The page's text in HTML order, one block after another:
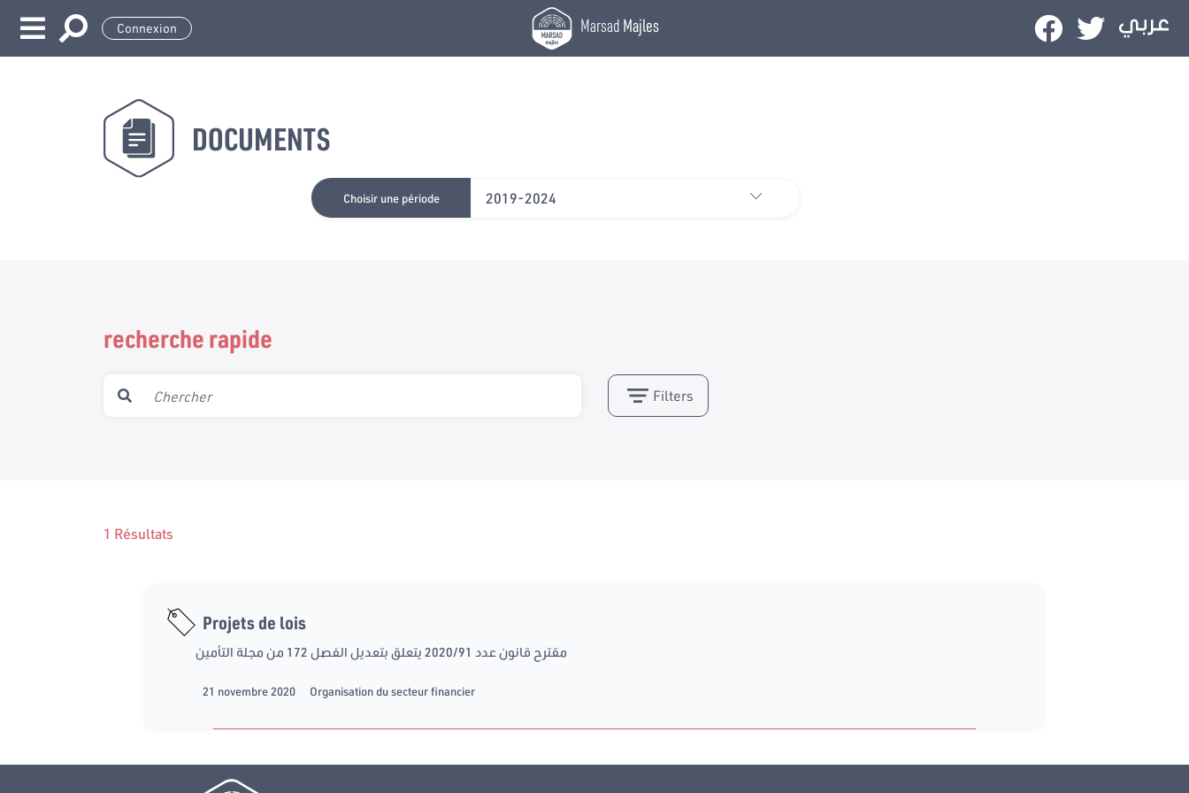
Connexion MarsadMajles
DOCUMENTS
Choisir une période 2019-2024
recherche rapide
Filters
1 Résultats
Projets de lois
مقترح قانون عدد 2020/91 يتعلق بتعديل الفصل 172 من مجلة التأمين
21 novembre 2020 Organisation du secteur financier